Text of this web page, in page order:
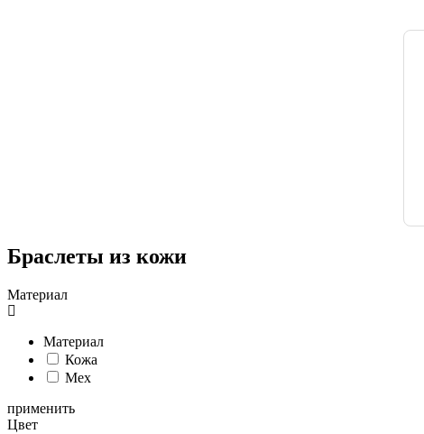
Браслеты из кожи
Материал
Материал
Кожа
Мех
применить
Цвет